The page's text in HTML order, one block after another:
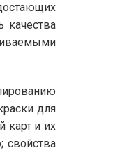
качества
для
карт и их
свойства